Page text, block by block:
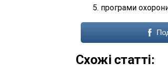
програми
Схожі статті: